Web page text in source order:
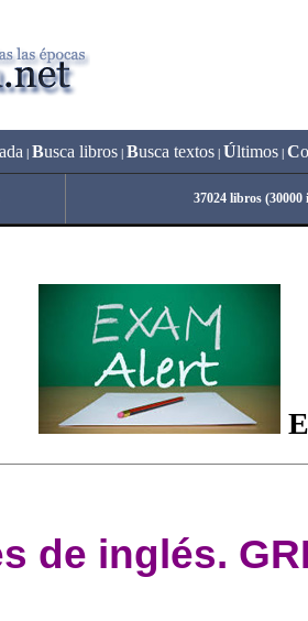
Busca libros| Busca textos| Últimos| C
37024 libros (30000
de inglés.